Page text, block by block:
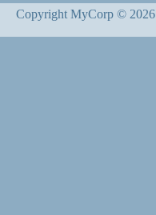
Copyright MyCorp © 2026